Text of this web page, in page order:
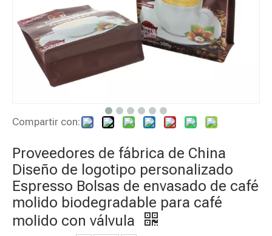
Compartir con:
Proveedores de fábrica de China
Diseño de logotipo personalizado
Espresso Bolsas de envasado de café
molido biodegradable para café
molido con válvula